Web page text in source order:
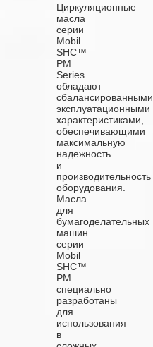
Циркуляционные
масла
серии
Mobil
SHC™
PM
Series
обладают
сбалансированными
эксплуатационными
характеристиками,
обеспечивающими
максимальную
надежность
и
производительность
оборудования.
Масла
для
бумагоделательных
машин
серии
Mobil
SHC™
PM
специально
разработаны
для
использования
в